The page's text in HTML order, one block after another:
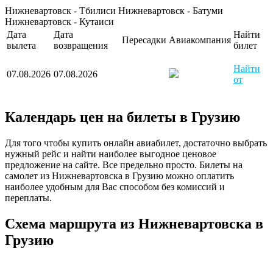
Нижневартовск - Тбилиси Нижневартовск - Батуми
Нижневартовск - Кутаиси
Дата
вылета
Дата
возвращения
Пересадки Авиакомпания
Найти
билет
07.08.2026 07.08.2026
Найти
от
Календарь цен на билеты в Грузию
Для того чтобы купить онлайн авиабилет, достаточно выбрать
нужный рейс и найти наиболее выгодное ценовое
предложение на сайте. Все предельно просто. Билеты на
самолет из Нижневартовска в Грузию можно оплатить
наиболее удобным для Вас способом без комиссий и
переплаты.
Схема маршрута из Нижневартовска в
Грузию